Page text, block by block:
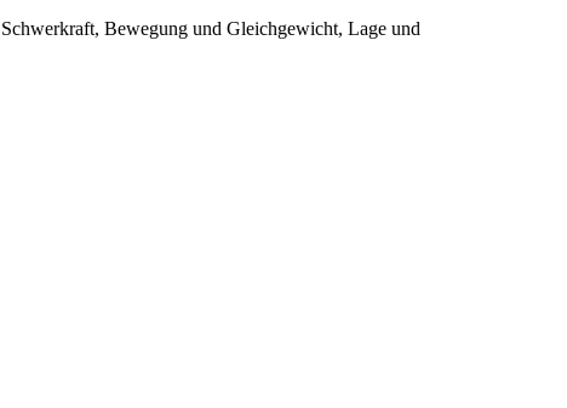
Bewegung und Gleichgewicht, Lage und